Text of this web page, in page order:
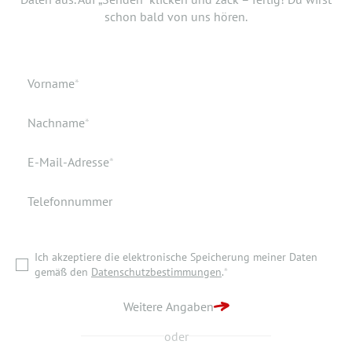
schon bald von uns hören.
Pflichtfeld
Vorname*
Pflichtfeld
Nachname*
Pflichtfeld
E-Mail-Adresse*
Telefonnummer
Ich akzeptiere die elektronische Speicherung meiner Daten
gemäß den Datenschutzbestimmungen.*
Weitere Angaben
oder
Verfügbar ab
Dokumente
Ich akzeptiere die elektronische Speicherung meiner Daten
ZURÜCK ZUR STARTSEITE